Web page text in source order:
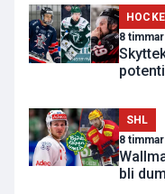
8
SHL
8
bli